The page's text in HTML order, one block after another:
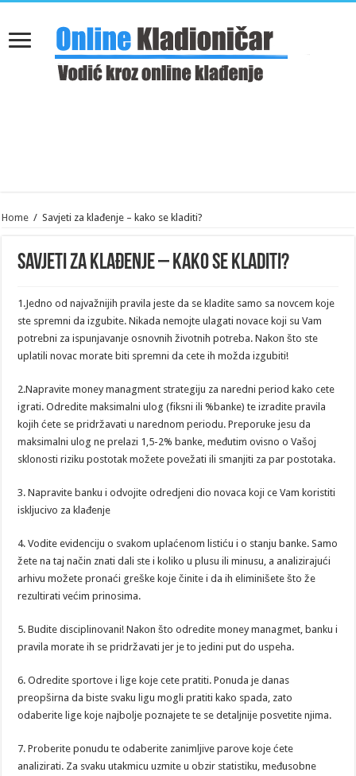
Home / Savjeti za klađenje – kako se kladiti?
Savjeti za klađenje – kako se kladiti?
1.Jedno od najvažnijih pravila jeste da se kladite samo sa novcem koje
ste spremni da izgubite. Nikada nemojte ulagati novace koji su Vam
potrebni za ispunjavanje osnovnih životnih potreba. Nakon što ste
uplatili novac morate biti spremni da cete ih možda izgubiti!
2.Napravite money managment strategiju za naredni period kako cete
igrati. Odredite maksimalni ulog (fiksni ili %banke) te izradite pravila
kojih ćete se pridržavati u narednom periodu. Preporuke jesu da
maksimalni ulog ne prelazi 1,5-2% banke, međutim ovisno o Vašoj
sklonosti riziku postotak možete povežati ili smanjiti za par postotaka.
3. Napravite banku i odvojite odredjeni dio novaca koji ce Vam koristiti
iskljucivo za klađenje
4. Vodite evidenciju o svakom uplaćenom listiću i o stanju banke. Samo
žete na taj način znati dali ste i koliko u plusu ili minusu, a analizirajući
arhivu možete pronaći greške koje činite i da ih eliminišete što že
rezultirati većim prinosima.
5. Budite disciplinovani! Nakon što odredite money managmet, banku i
pravila morate ih se pridržavati jer je to jedini put do uspeha.
6. Odredite sportove i lige koje cete pratiti. Ponuda je danas
preopširna da biste svaku ligu mogli pratiti kako spada, zato
odaberite lige koje najbolje poznajete te se detaljnije posvetite njima.
7. Proberite ponudu te odaberite zanimljive parove koje ćete
analizirati. Za svaku utakmicu uzmite u obzir statistiku, međusobne